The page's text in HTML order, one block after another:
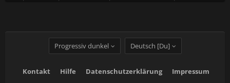
Progressiv dunkel Deutsch [Du]
Kontakt Hilfe Datenschutzerklärung Impressum